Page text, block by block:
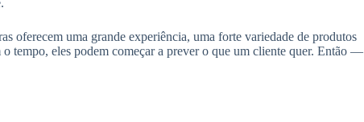
oferecem uma grande experiência, uma forte variedade de produtos
o tempo, eles podem começar a prever o que um cliente quer. Então —